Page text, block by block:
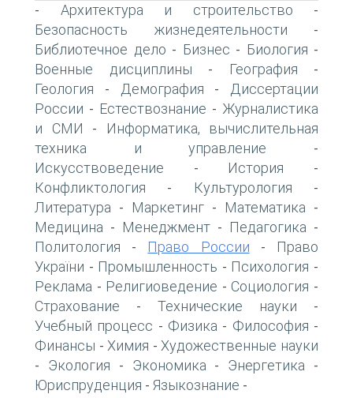
- Архитектура и строительство -
Безопасность жизнедеятельности -
Библиотечное дело - Бизнес - Биология -
Военные дисциплины - География -
Геология - Демография -
Диссертации
России - Естествознание - Журналистика
и СМИ -
Информатика, вычислительная
техника и управление -
Искусствоведение - История -
Конфликтология - Культурология -
Литература - Маркетинг - Математика -
Медицина - Менеджмент - Педагогика -
Политология - Право России -
Право
України - Промышленность - Психология -
Реклама - Религиоведение - Социология -
Страхование - Технические науки -
Учебный процесс - Физика - Философия -
Финансы - Химия - Художественные науки
- Экология - Экономика - Энергетика -
Юриспруденция - Языкознание -